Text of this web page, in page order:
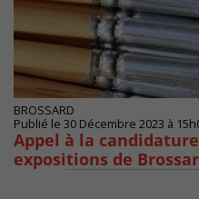
BROSSARD
Publié le 30 Décembre 2023 à
Appel à la
expositions de